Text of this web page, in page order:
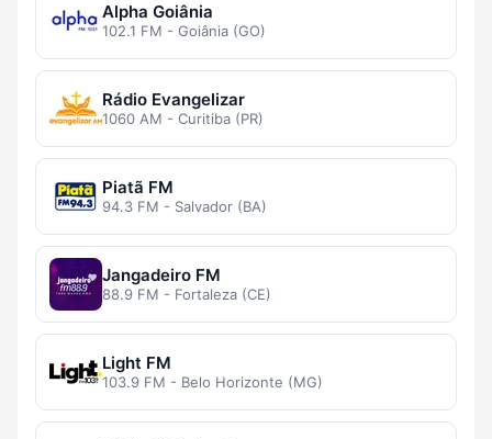
Alpha Goiânia
102.1 FM - Goiânia (GO)
Rádio Evangelizar
1060 AM - Curitiba (PR)
Piatã FM
94.3 FM - Salvador (BA)
Jangadeiro FM
88.9 FM - Fortaleza (CE)
Light FM
103.9 FM - Belo Horizonte (MG)